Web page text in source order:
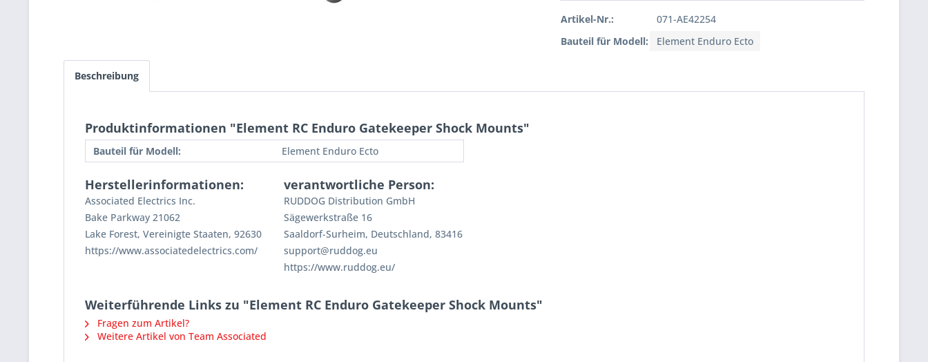
Artikel-Nr.:
071-AE42254
Bauteil für Modell:
Element Enduro Ecto
Beschreibung
Produktinformationen "Element RC Enduro Gatekeeper Shock Mounts"
Bauteil für Modell: Element Enduro Ecto
Herstellerinformationen:
Associated Electrics Inc.
Bake Parkway 21062
Lake Forest, Vereinigte Staaten, 92630
https://www.associatedelectrics.com/
verantwortliche Person:
RUDDOG Distribution GmbH
Sägewerkstraße 16
Saaldorf-Surheim, Deutschland, 83416
support@ruddog.eu
https://www.ruddog.eu/
Weiterführende Links zu "Element RC Enduro Gatekeeper Shock Mounts"
Fragen zum Artikel?
Weitere Artikel von Team Associated